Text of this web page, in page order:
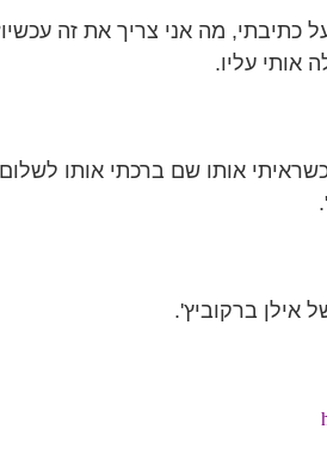
כתיבתי, מה אני צריך את זה
אותי עליו.
אותו שם ברכתי אותו
אילן ברקוביץ'.